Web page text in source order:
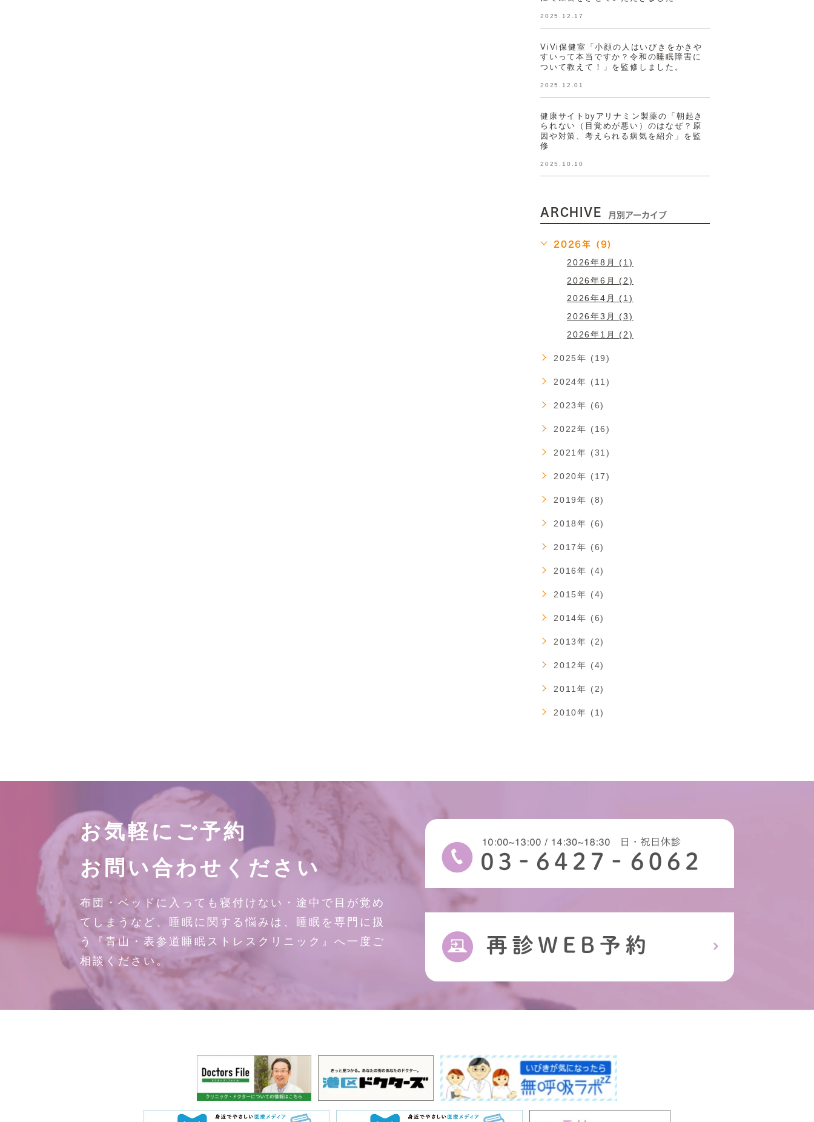
2025.12.17
ViVi保健室「小顔の人はいびきをかきや
すいって本当ですか？令和の睡眠障害に
ついて教えて！」を監修しました。
2025.12.01
健康サイトbyアリナミン製薬の「朝起き
られない（目覚めが悪い）のはなぜ？原
因や対策、考えられる病気を紹介」を監
修
2025.10.10
ARCHIVE 月別アーカイブ
2026年 (9)
2026年8月 (1)
2026年6月 (2)
2026年4月 (1)
2026年3月 (3)
2026年1月 (2)
2025年 (19)
2024年 (11)
2023年 (6)
2022年 (16)
2021年 (31)
2020年 (17)
2019年 (8)
2018年 (6)
2017年 (6)
2016年 (4)
2015年 (4)
2014年 (6)
2013年 (2)
2012年 (4)
2011年 (2)
2010年 (1)
お気軽にご予約
お問い合わせください
布団・ベッドに入っても寝付けない・途中で目が覚め
てしまうなど、睡眠に関する悩みは、睡眠を専門に扱
う『青山・表参道睡眠ストレスクリニック』へ一度ご
相談ください。